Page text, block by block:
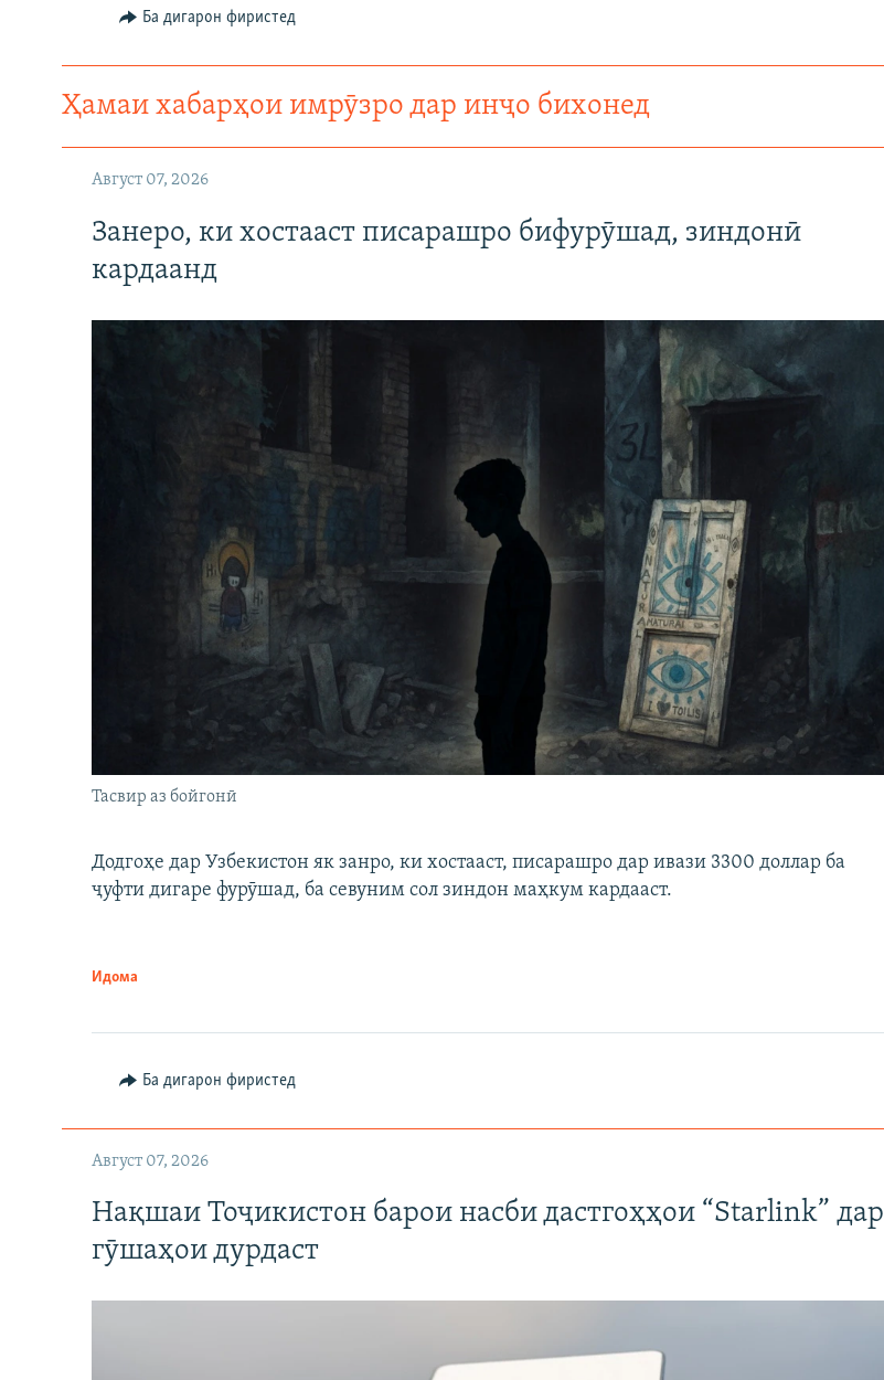
Ба дигарон фиристед
Ҳамаи хабарҳои имрӯзро дар инҷо бихонед
Август 07, 2026
Занеро, ки хостааст писарашро бифурӯшад, зиндонӣ
кардаанд
Тасвир аз бойгонӣ
Додгоҳе дар Узбекистон як занро, ки хостааст, писарашро дар ивази 3300 доллар ба
ҷуфти дигаре фурӯшад, ба севуним сол зиндон маҳкум кардааст.
Идома
Ба дигарон фиристед
Август 07, 2026
Нақшаи Тоҷикистон барои насби дастгоҳҳои “Starlink” дар
гӯшаҳои дурдаст